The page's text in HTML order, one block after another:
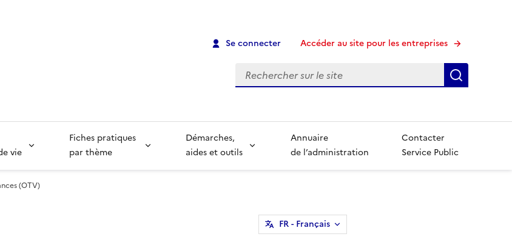
Se connecter Accéder au site pour les entreprises
Recherche
vie
Fiches pratiques
par thème
Démarches,
aides et outils
Annuaire
de l’administration
Contacter
Service Public
(OTV)
FR- Français